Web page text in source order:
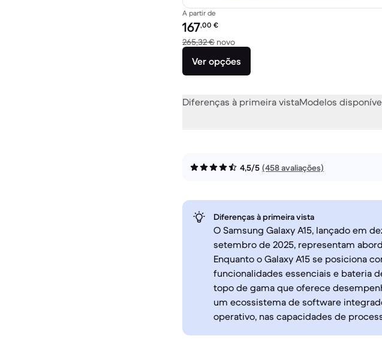
A partir de
Preço recondicionado:
167,00 €
265,32 € novoVersus 265,32 € novo
Ver opções
Diferenças à primeira vistaModelos
4,5/5 (458 avaliações)
Diferenças à primeira vista
O Samsung Galaxy A15, lançado em
setembro de 2025, representam
Enquanto o Galaxy A15 se posiciona
funcionalidades essenciais e bateria
topo de gama que oferece
um ecossistema de software
operativo, nas capacidades de